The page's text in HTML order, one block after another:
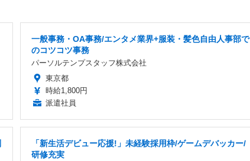
一般事務・OA事務/エンタメ業界+服装・髪色自由人事部で
のコツコツ事務
パーソルテンプスタッフ株式会社
東京都
時給1,800円
派遣社員
「新生活デビュー応援!」未経験採用枠/ゲームデバッカー/
研修充実